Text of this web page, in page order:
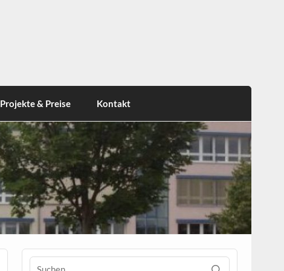
Projekte & Preise Kontakt